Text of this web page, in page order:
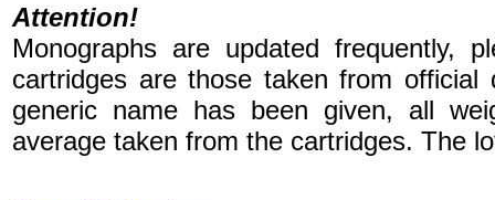
Attention!
Monographs are updated frequently,
cartridges are those taken from
generic name has been given, all
average taken from the cartridges. The